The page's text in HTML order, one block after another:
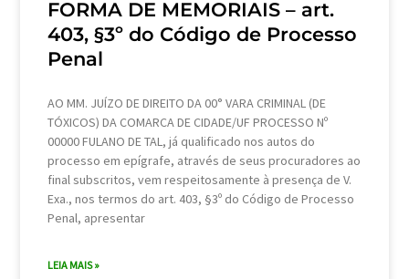
FORMA DE MEMORIAIS – art.
403, §3º do Código de Processo
Penal
AO MM. JUÍZO DE DIREITO DA 00° VARA CRIMINAL (DE
TÓXICOS) DA COMARCA DE CIDADE/UF PROCESSO Nº
00000 FULANO DE TAL, já qualificado nos autos do
processo em epígrafe, através de seus procuradores ao
final subscritos, vem respeitosamente à presença de V.
Exa., nos termos do art. 403, §3º do Código de Processo
Penal, apresentar
LEIA MAIS »